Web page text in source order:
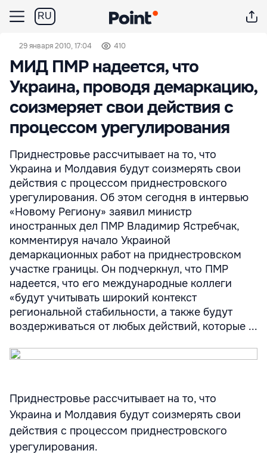
RU
29 января 2010, 17:04 410
МИД ПМР надеется, что
Украина, проводя демаркацию,
соизмеряет свои действия с
процессом урегулирования
Приднестровье рассчитывает на то, что
Украина и Молдавия будут соизмерять свои
действия с процессом приднестровского
урегулирования. Об этом сегодня в интервью
«Новому Региону» заявил министр
иностранных дел ПМР Владимир Ястребчак,
комментируя начало Украиной
демаркационных работ на приднестровском
участке границы. Он подчеркнул, что ПМР
надеется, что его международные коллеги
«будут учитывать широкий контекст
региональной стабильности, а также будут
воздерживаться от любых действий, которые ...
Приднестровье рассчитывает на то, что
Украина и Молдавия будут соизмерять свои
действия с процессом приднестровского
урегулирования.